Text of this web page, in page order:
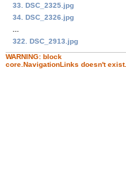
33. DSC_2325.jpg
34. DSC_2326.jpg
322. DSC_2913.jpg
WARNING: block
core.NavigationLinks doesn't exist.